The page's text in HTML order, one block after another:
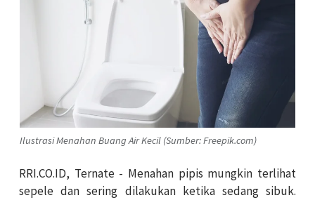
Ilustrasi Menahan Buang Air Kecil (Sumber: Freepik.com)
RRI.CO.ID, Ternate - Menahan pipis mungkin terlihat
sepele dan sering dilakukan ketika sedang sibuk.